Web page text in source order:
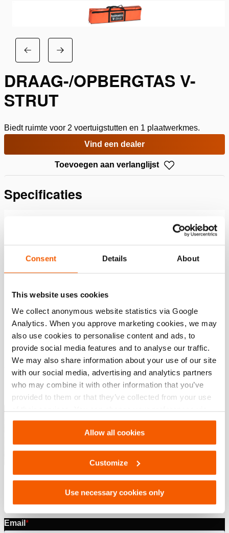
Consent Details About
This website uses cookies
We collect anonymous website statistics via Google
Analytics. When you approve marketing cookies, we may
also use cookies to personalise content and ads, to
provide social media features and to analyse our traffic.
We may also share information about your use of our site
with our social media, advertising and analytics partners
who may combine it with other information that you’ve
provided to them or that they’ve collected from your use
of their services. You can change your preferences via
Settings. See ourcookiestatement.
Allow all cookies
Customize
Use necessary cookies only
DRAAG-/OPBERGTAS V-
STRUT
Biedt ruimte voor 2 voertuigstutten en 1 plaatwerkmes.
Vind een dealer
Toevoegen aan verlanglijst
Specificaties
Artikelnummer 150.182.284
Afmetingen, gewicht en temperatuur
Downloaden